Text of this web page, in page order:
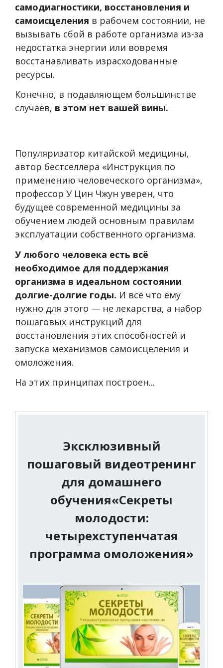
самодиагностики, восстановления и
самоисцеления в рабочем состоянии, не
вызывать сбой в работе организма из-за
недостатка энергии или вовремя
восстанавливать израсходованные
ресурсы.
Конечно, в подавляющем большинстве
случаев, в этом нет вашей вины.
Популяризатор китайской медицины,
автор бестселлера «Инструкция по
применению человеческого организма»,
профессор У Цин Чжун уверен, что
будущее современной медицины за
обучением людей основным правилам
эксплуатации собственного организма.
У любого человека есть всё
необходимое для поддержания
организма в идеальном состоянии
долгие-долгие годы. И всё что ему
нужно для этого — не лекарства, а набор
пошаговых инструкций для
восстановления этих способностей и
запуска механизмов самоисцеления и
омоложения.
На этих принципах построен...
Эксклюзивный
пошаговый видеотренинг
для домашнего
обучения«Секреты
молодости:
четырехступенчатая
программа омоложения»